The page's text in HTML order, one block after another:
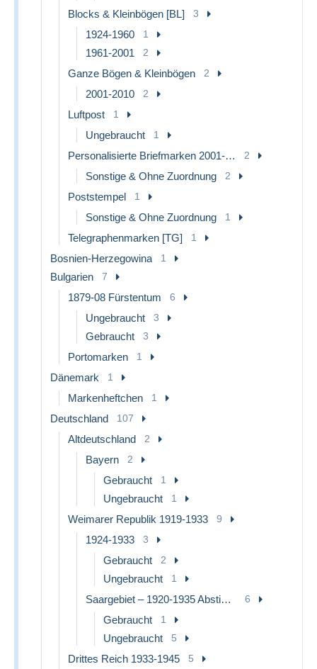
Blocks & Kleinbögen [BL] 3
1924-1960 1
1961-2001 2
Ganze Bögen & Kleinbögen 2
2001-2010 2
Luftpost 1
Ungebraucht 1
Personalisierte Briefmarken 2001-… 2
Sonstige & Ohne Zuordnung 2
Poststempel 1
Sonstige & Ohne Zuordnung 1
Telegraphenmarken [TG] 1
Bosnien-Herzegowina 1
Bulgarien 7
1879-08 Fürstentum 6
Ungebraucht 3
Gebraucht 3
Portomarken 1
Dänemark 1
Markenheftchen 1
Deutschland 107
Altdeutschland 2
Bayern 2
Gebraucht 1
Ungebraucht 1
Weimarer Republik 1919-1933 9
1924-1933 3
Gebraucht 2
Ungebraucht 1
Saargebiet – 1920-1935 Abstimmungsgebiet 6
Gebraucht 1
Ungebraucht 5
Drittes Reich 1933-1945 5